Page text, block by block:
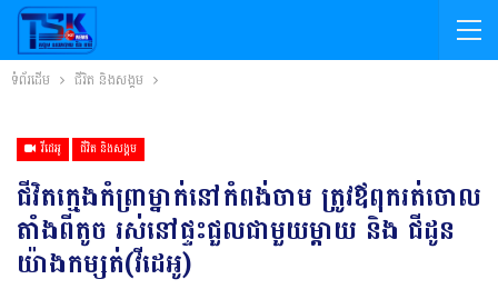
ទំព័រដើម ជីវិត និងសង្គម
វីដេអូ ជីវិត និងសង្គម
ជីវិតក្មេងកំព្រាម្នាក់នៅកំពង់ចាម ត្រូវឪពុករត់ចោល
តាំងពីតូច រស់នៅផ្ទះជួលជាមួយម្ដាយ និង ជីដូន
យ៉ាងកម្សត់(វីដេអូ)